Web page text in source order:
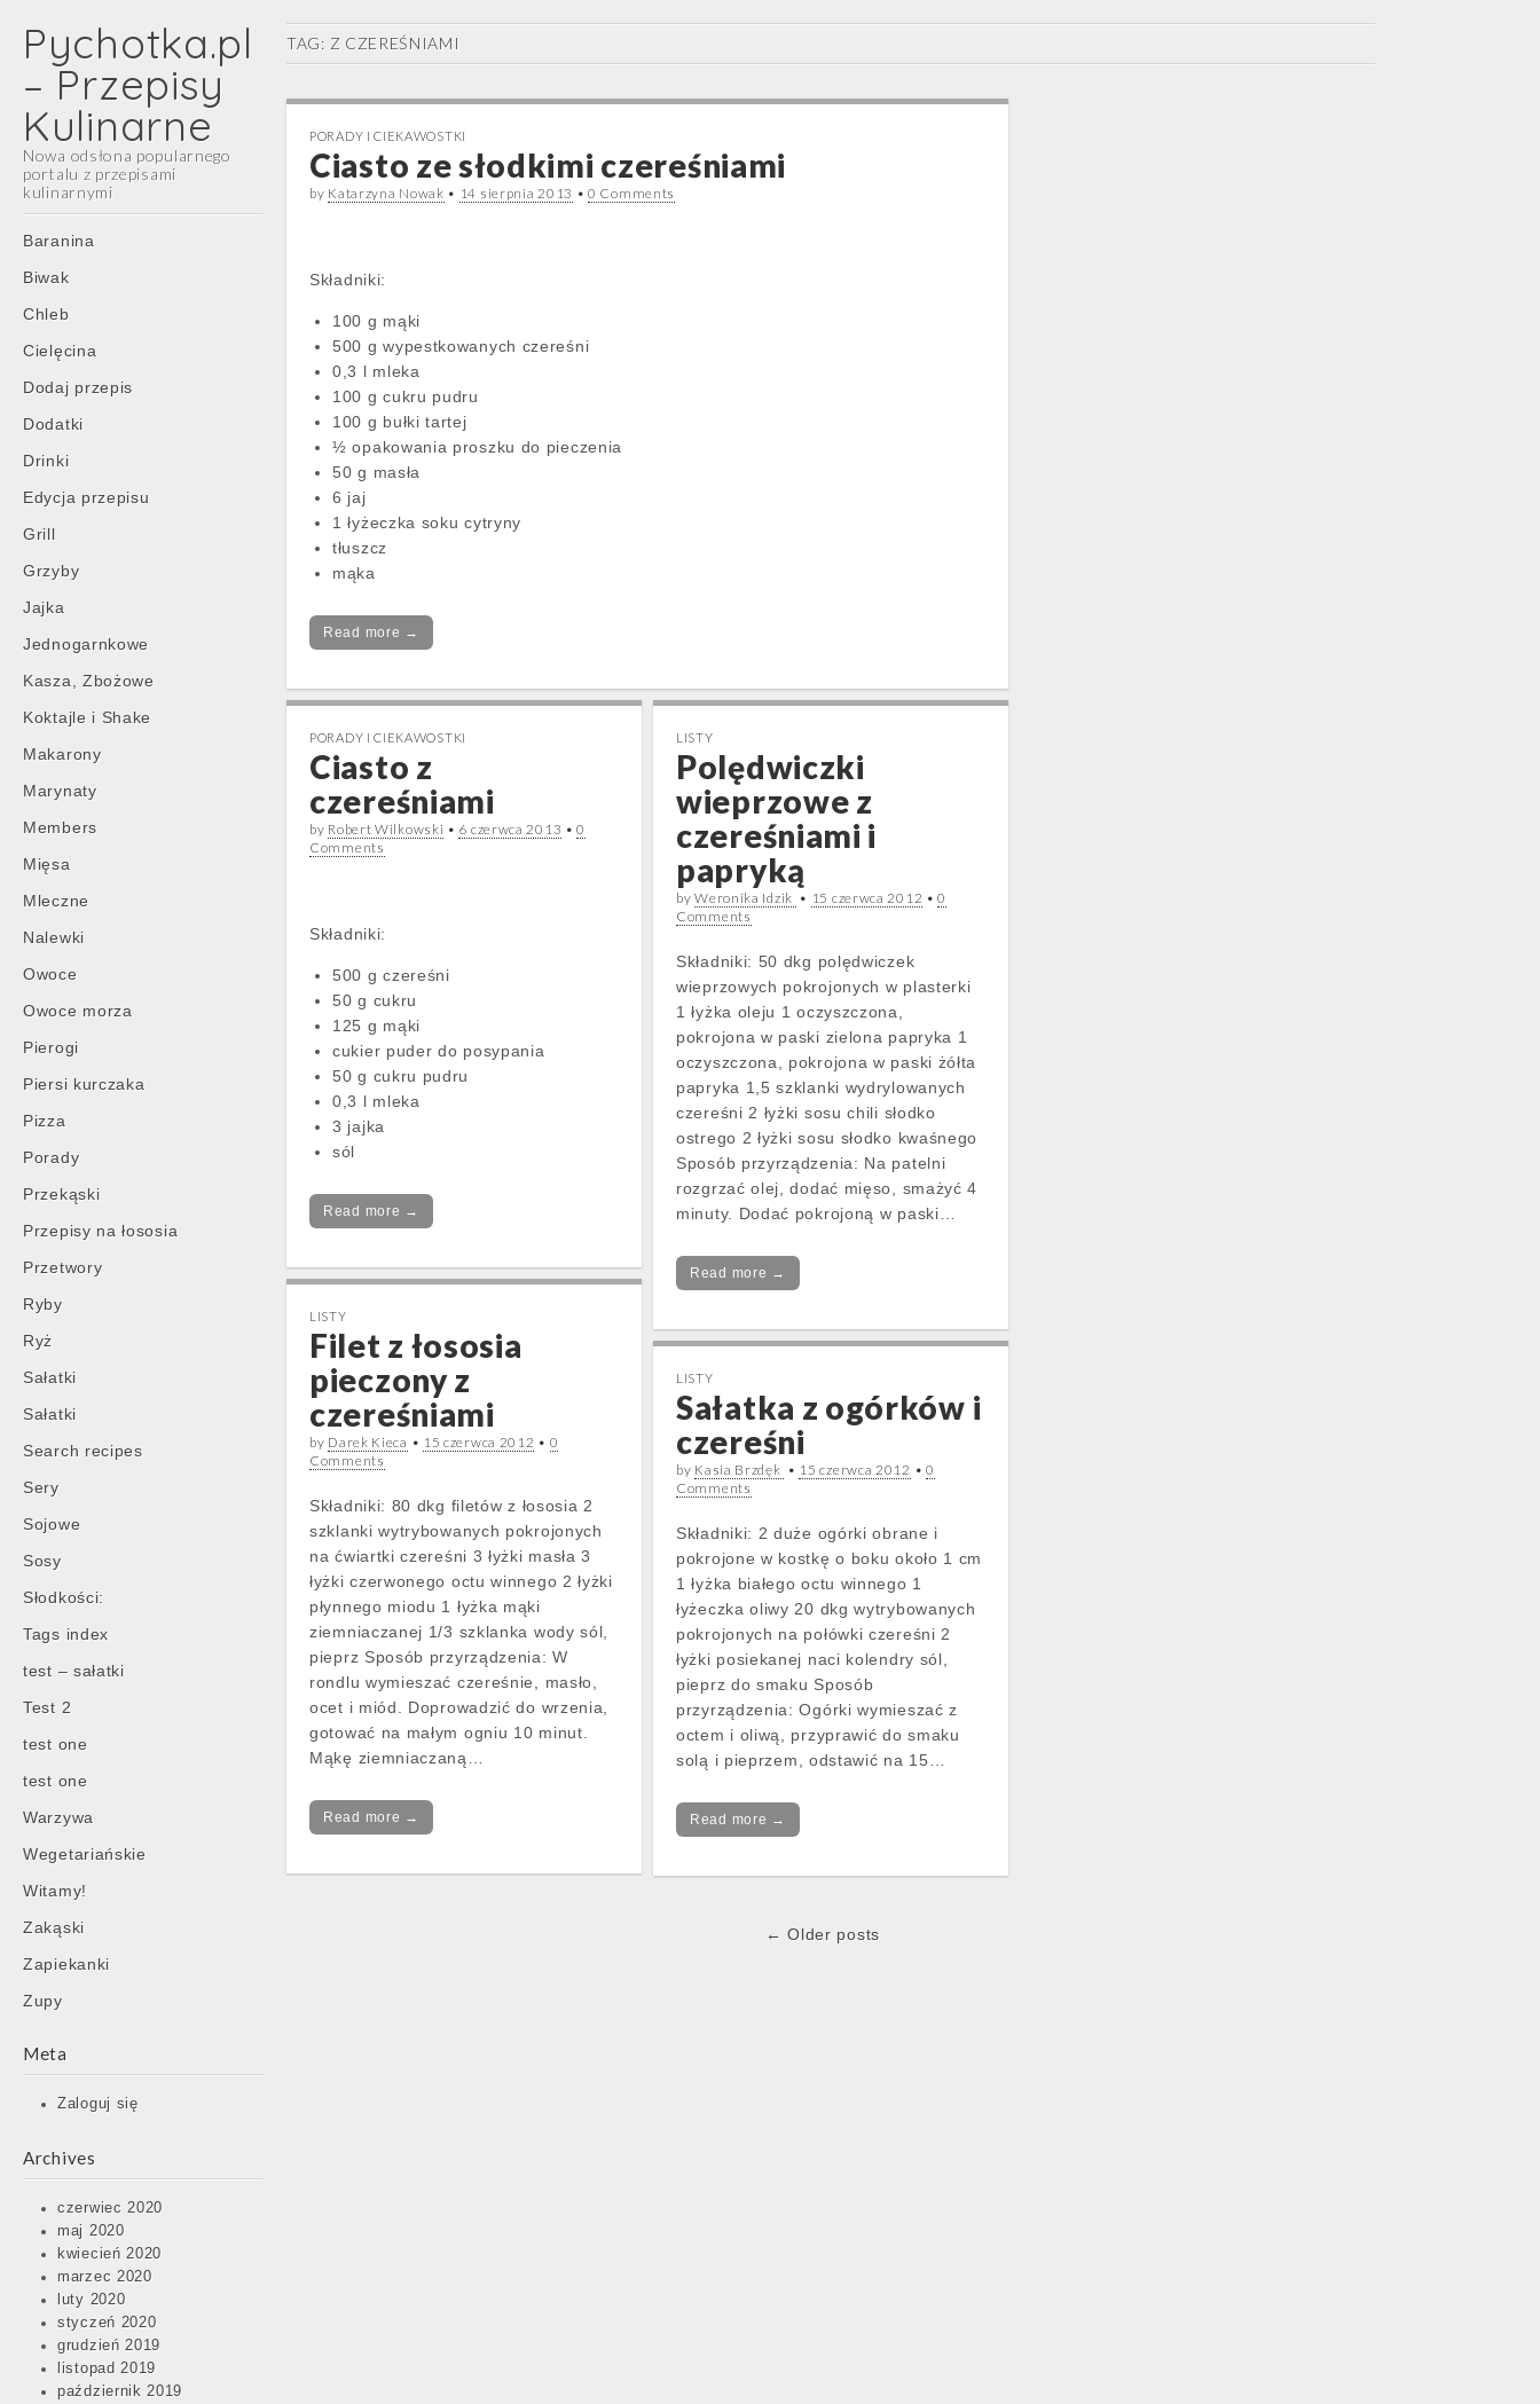
Pychotka.pl
– Przepisy
Kulinarne
Nowa odsłona popularnego
portalu z przepisami
kulinarnymi
Main
menu
Skip
content
Baranina
Biwak
Chleb
Cielęcina
Dodaj przepis
Dodatki
Drinki
Edycja przepisu
Grill
Grzyby
Jajka
Jednogarnkowe
Kasza, Zbożowe
Koktajle i Shake
Makarony
Marynaty
Members
Mięsa
Mleczne
Nalewki
Owoce
Owoce morza
Pierogi
Piersi kurczaka
Pizza
Porady
Przekąski
Przepisy na łososia
Przetwory
Ryby
Ryż
Sałatki
Sałatki
Search recipes
Sery
Sojowe
Sosy
Słodkości:
Tags index
test – sałatki
Test 2
test one
test one
Warzywa
Wegetariańskie
Witamy!
Zakąski
Zapiekanki
Zupy
Meta
Zaloguj się
Archives
czerwiec 2020
maj 2020
kwiecień 2020
marzec 2020
luty 2020
styczeń 2020
grudzień 2019
listopad 2019
październik 2019
TAG: Z CZEREŚNIAMI
PORADY I CIEKAWOSTKI
Ciasto ze słodkimi czereśniami
by Katarzyna Nowak • 14 sierpnia 2013 •0 Comments
Składniki:
100 g mąki
500 g wypestkowanych czereśni
0,3 l mleka
100 g cukru pudru
100 g bułki tartej
½ opakowania proszku do pieczenia
50 g masła
6 jaj
1 łyżeczka soku cytryny
tłuszcz
mąka
Read more →
PORADY I CIEKAWOSTKI
Ciasto z
czereśniami
by Robert Wilkowski • 6 czerwca 2013 •0
Comments
Składniki:
500 g czereśni
50 g cukru
125 g mąki
cukier puder do posypania
50 g cukru pudru
0,3 l mleka
3 jajka
sól
Read more →
LISTY
Polędwiczki
wieprzowe z
czereśniami i
papryką
byWeronika Idzik • 15 czerwca 2012 •0
Comments
Składniki: 50 dkg polędwiczek
wieprzowych pokrojonych w plasterki
1 łyżka oleju 1 oczyszczona,
pokrojona w paski zielona papryka 1
oczyszczona, pokrojona w paski żółta
papryka 1,5 szklanki wydrylowanych
czereśni 2 łyżki sosu chili słodko
ostrego 2 łyżki sosu słodko kwaśnego
Sposób przyrządzenia: Na patelni
rozgrzać olej, dodać mięso, smażyć 4
minuty. Dodać pokrojoną w paski…
Read more →
LISTY
Filet z łososia
pieczony z
czereśniami
by Darek Kieca • 15 czerwca 2012 • 0
Comments
Składniki: 80 dkg filetów z łososia 2
szklanki wytrybowanych pokrojonych
na ćwiartki czereśni 3 łyżki masła 3
łyżki czerwonego octu winnego 2 łyżki
płynnego miodu 1 łyżka mąki
ziemniaczanej 1/3 szklanka wody sól,
pieprz Sposób przyrządzenia: W
rondlu wymieszać czereśnie, masło,
ocet i miód. Doprowadzić do wrzenia,
gotować na małym ogniu 10 minut.
Mąkę ziemniaczaną…
Read more →
LISTY
Sałatka z ogórków i
czereśni
by Kasia Brzdęk • 15 czerwca 2012 • 0
Comments
Składniki: 2 duże ogórki obrane i
pokrojone w kostkę o boku około 1 cm
1 łyżka białego octu winnego 1
łyżeczka oliwy 20 dkg wytrybowanych
pokrojonych na połówki czereśni 2
łyżki posiekanej naci kolendry sól,
pieprz do smaku Sposób
przyrządzenia: Ogórki wymieszać z
octem i oliwą, przyprawić do smaku
solą i pieprzem, odstawić na 15…
Read more →
← Older posts